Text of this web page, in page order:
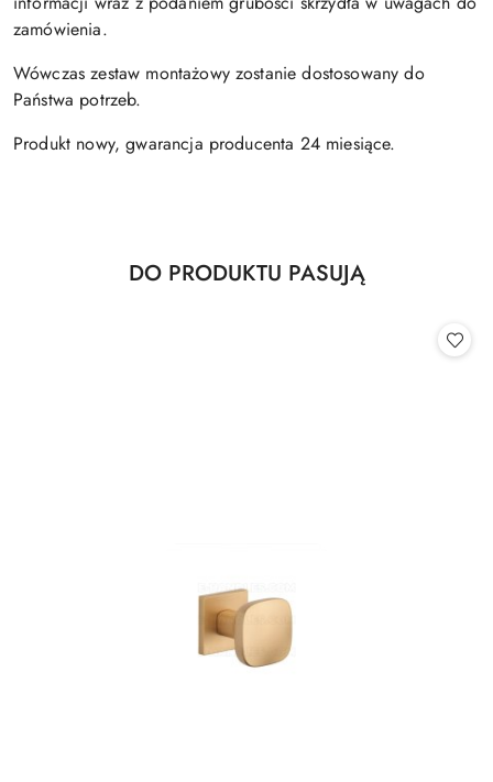
zamówienia.
Wówczas zestaw montażowy zostanie dostosowany do
Państwa potrzeb.
Produkt nowy, gwarancja producenta 24 miesiące.
Pomiń karuzelę produktów
Produkty
DO PRODUKTU PASUJĄ